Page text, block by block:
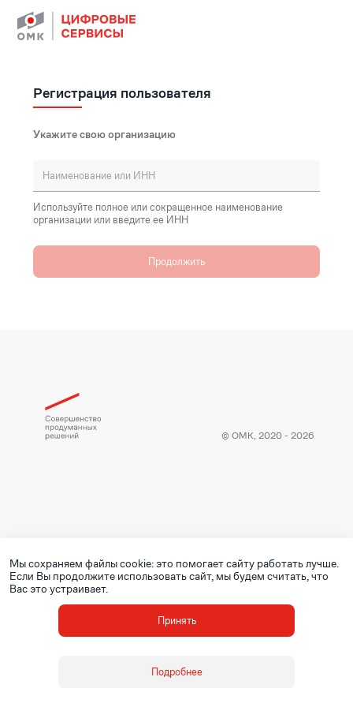
Регистрация пользователя
Укажите свою организацию
Используйте полное или сокращенное наименование
организации или введите ее ИНН
Продолжить
© ОМК, 2020 - 2026
Мы сохраняем файлы cookie: это помогает сайту работать лучше.
Если Вы продолжите использовать сайт, мы будем считать, что
Вас это устраивает.
Принять
Подробнее